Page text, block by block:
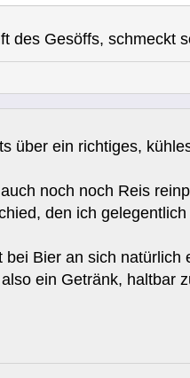
Gesöffs, schmeckt
über ein richtiges,
noch noch Reis
den ich
Bier an sich natürlich
ein Getränk, haltbar